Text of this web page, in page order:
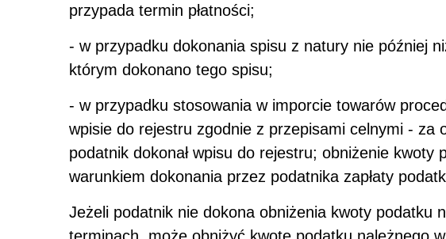
przypada termin płatności;
- w przypadku dokonania spisu z natury nie później
którym dokonano tego spisu;
- w przypadku stosowania w imporcie towarów
wpisie do rejestru zgodnie z przepisami celnymi - za
podatnik dokonał wpisu do rejestru; obniżenie kwoty
warunkiem dokonania przez podatnika zapłaty
Jeżeli podatnik nie dokona obniżenia kwoty podatku